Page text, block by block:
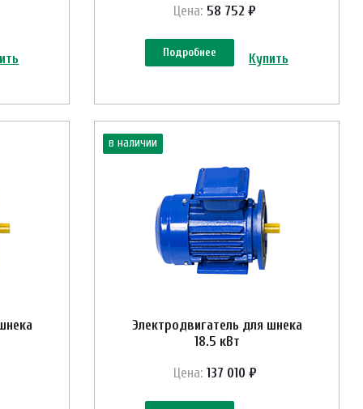
Цена: 58 752 ₽
Подробнее Купить
в наличии
Электродвигатель для шнека
18.5 кВт
Цена: 137 010 ₽